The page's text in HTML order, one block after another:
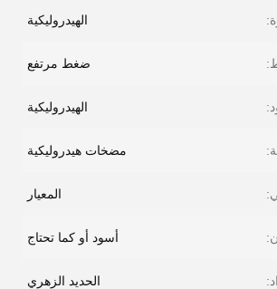
الهيدروليكية
ضغط مرتفع
الهيدروليكية
مضخات هيدروليكية
المعيار
أسود أو كما تحتاج
الحديد الزهري